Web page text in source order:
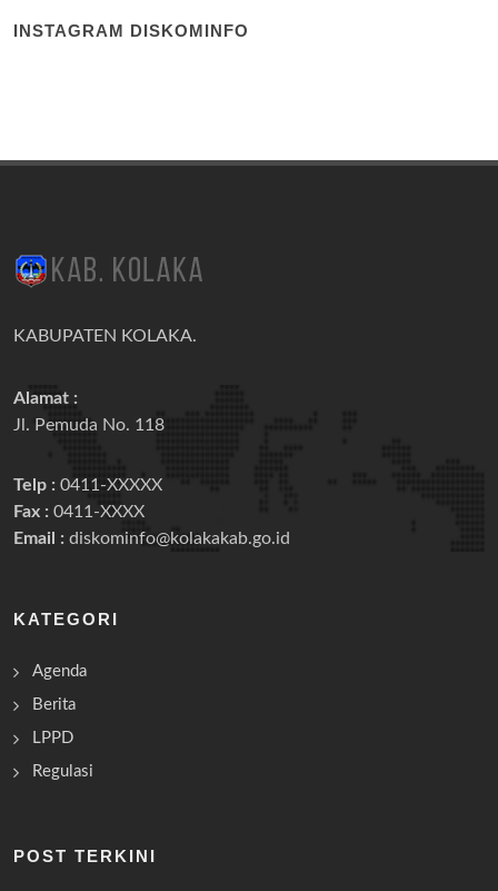
INSTAGRAM DISKOMINFO
KABUPATEN KOLAKA.
Alamat :
Jl. Pemuda No. 118
Telp : 0411-XXXXX
Fax : 0411-XXXX
Email : diskominfo@kolakakab.go.id
KATEGORI
Agenda
Berita
LPPD
Regulasi
POST TERKINI